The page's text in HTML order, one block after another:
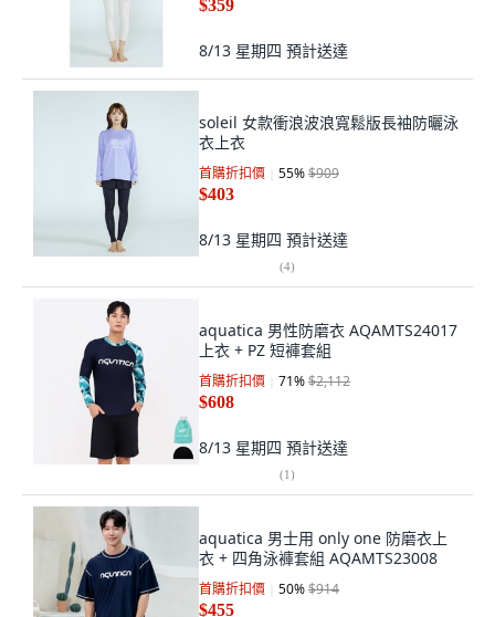
$359
8/13 星期四 預計送達
soleil 女款衝浪波浪寬鬆版長袖防曬泳
衣上衣
首購折扣價 55%$909
$403
8/13 星期四 預計送達
(4)
aquatica 男性防磨衣 AQAMTS24017
上衣 + PZ 短褲套組
首購折扣價 71%$2,112
$608
8/13 星期四 預計送達
(1)
aquatica 男士用 only one 防磨衣上
衣 + 四角泳褲套組 AQAMTS23008
首購折扣價 50%$914
$455